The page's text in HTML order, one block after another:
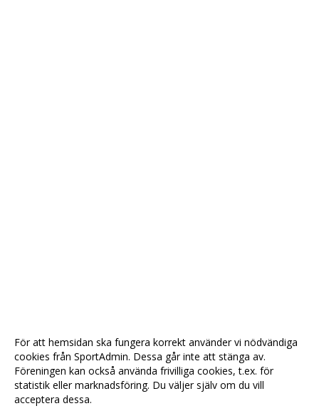
För att hemsidan ska fungera korrekt använder vi nödvändiga
cookies från SportAdmin. Dessa går inte att stänga av.
Föreningen kan också använda frivilliga cookies, t.ex. för
statistik eller marknadsföring. Du väljer själv om du vill
acceptera dessa.